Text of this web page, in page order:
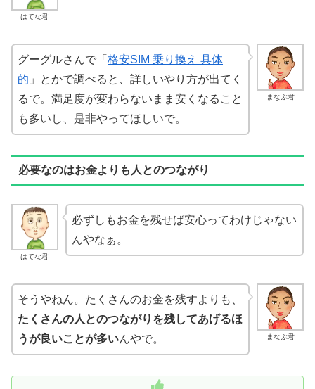
はてな君
まなぶ君
グーグルさんで「 格安SIM 乗り換え 具体
的 」とかで調べると、詳しいやり方が出てく
るで。満足度が変わらないまま安くなること
も多いし、是非やってほしいで。
必要なのはお金よりも人とのつながり
はてな君
必ずしもお金を残せば安心ってわけじゃない
んやなぁ。
まなぶ君
そうやねん。たくさんのお金を残すよりも、
たくさんの人とのつながりを残してあげるほ
うが良いことが多いんやで。